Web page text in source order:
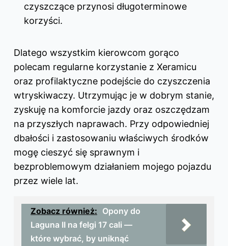
czyszczące przynosi długoterminowe
korzyści.
Dlatego wszystkim kierowcom gorąco
polecam regularne korzystanie z Xeramicu
oraz profilaktyczne podejście do czyszczenia
wtryskiwaczy. Utrzymując je w dobrym stanie,
zyskuję na komforcie jazdy oraz oszczędzam
na przyszłych naprawach. Przy odpowiedniej
dbałości i zastosowaniu właściwych środków
mogę cieszyć się sprawnym i
bezproblemowym działaniem mojego pojazdu
przez wiele lat.
Zobacz również: Opony do
Laguna II na felgi 17 cali —
które wybrać, by uniknąć